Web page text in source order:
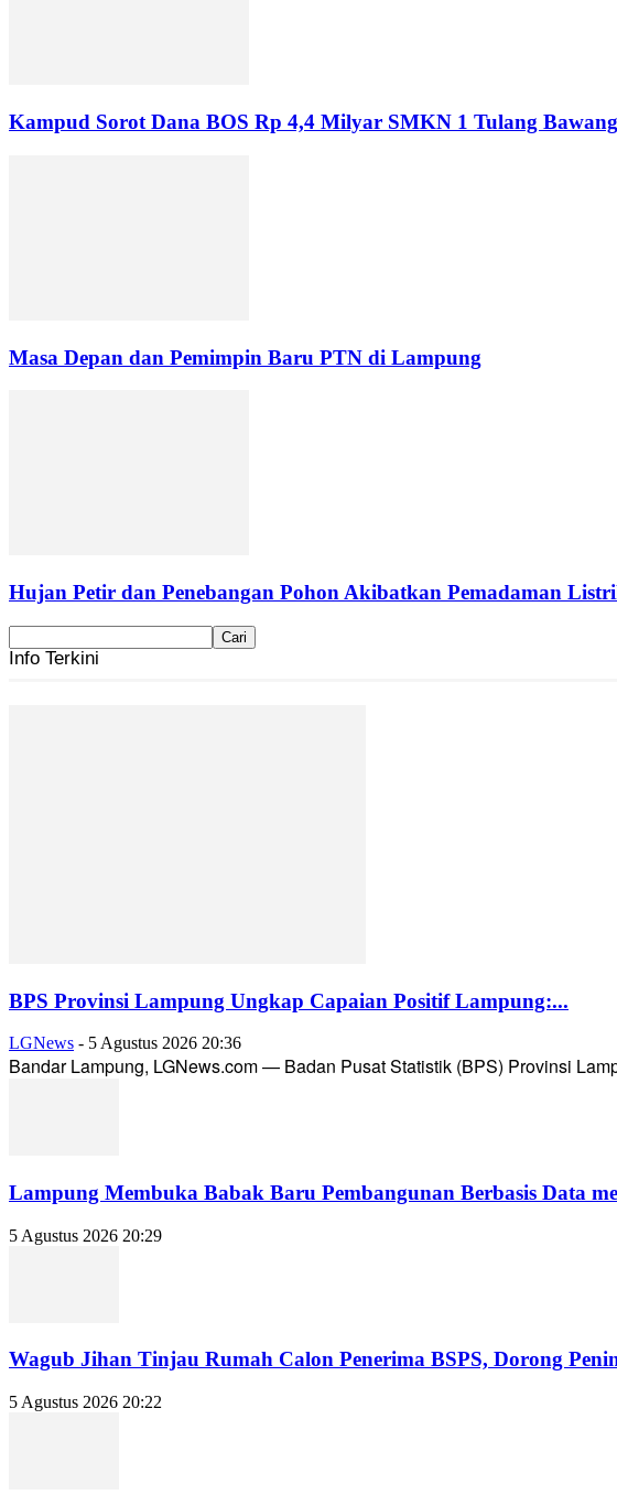
Kampud Sorot Dana BOS Rp 4,4 Milyar SMKN 1 Tulang
Masa Depan dan Pemimpin Baru PTN di Lampung
Hujan Petir dan Penebangan Pohon Akibatkan Pemadaman
Info Terkini
BPS Provinsi Lampung Ungkap Capaian Positif Lampung:...
LGNews - 5 Agustus 2026 20:36
Bandar Lampung, LGNews.com — Badan Pusat Statistik (BPS) Provinsi
Lampung Membuka Babak Baru Pembangunan Berbasis Data
5 Agustus 2026 20:29
Wagub Jihan Tinjau Rumah Calon Penerima BSPS, Dorong
5 Agustus 2026 20:22